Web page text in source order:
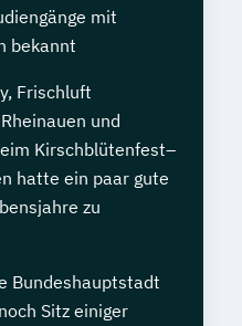
mit
bekannt
Frischluft
und
Kirschblütenfest–
hatte ein paar gute
zu
Bundeshauptstadt
Sitz einiger